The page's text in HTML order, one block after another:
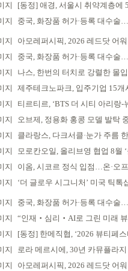
[동정] 애경, 서울시 취약계층에 53억 제
중국, 화장품 허가·등록 대수술… 시험자료
아모레퍼시픽, 2026 레드닷 어워드 본상 2
중국, 화장품 허가·등록 대수술… 시험자료
나스, 한번의 터치로 강렬한 몰
제주테크노파크, 입주기업 15개
티르티르, ‘BTS 더 시티 아리랑-뉴욕
오브제, 정용화 홍콩 모델 발탁 중화권 공
클라랑스, 다크서클·눈가 주름 한 번에 더
모로칸오일, 올리브영 협업 8월 ‘올영픽
이옴, 시코르 정식 입점…온·오프라인 유통
‘더 글로우 시그니처’ 미국 틱톡샵 디바이스
중국, 화장품 허가·등록 대수술… 시험자료
“인재‧심리‧AI로 그린 미래 뷰
[동정] 한메직협, ‘2026 뷰티페스타’ 공
로라 메르시에, 30년 카뮤플라지 헤리티
아모레퍼시픽, 2026 레드닷 어워드 본상 2